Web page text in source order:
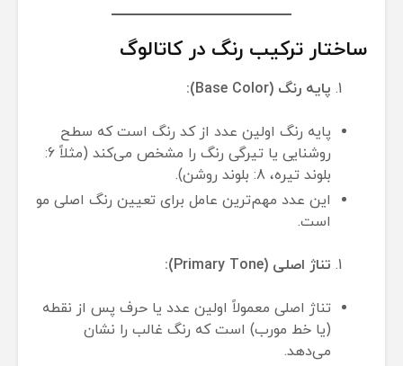
ساختار ترکیب رنگ در کاتالوگ
پایه رنگ (Base Color):
پایه رنگ اولین عدد از کد رنگ است که سطح
روشنایی یا تیرگی رنگ را مشخص می‌کند (مثلاً 6:
بلوند تیره، 8: بلوند روشن).
این عدد مهم‌ترین عامل برای تعیین رنگ اصلی مو
است.
تناژ اصلی (Primary Tone):
تناژ اصلی معمولاً اولین عدد یا حرف پس از نقطه
(یا خط مورب) است که رنگ غالب را نشان
می‌دهد.